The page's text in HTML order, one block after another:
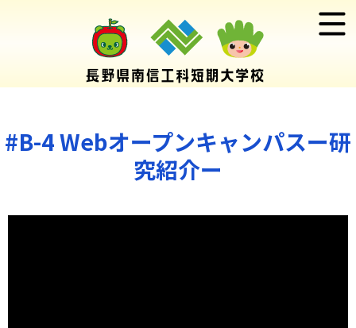
#B-4 Webオープンキャンパスー研
究紹介ー